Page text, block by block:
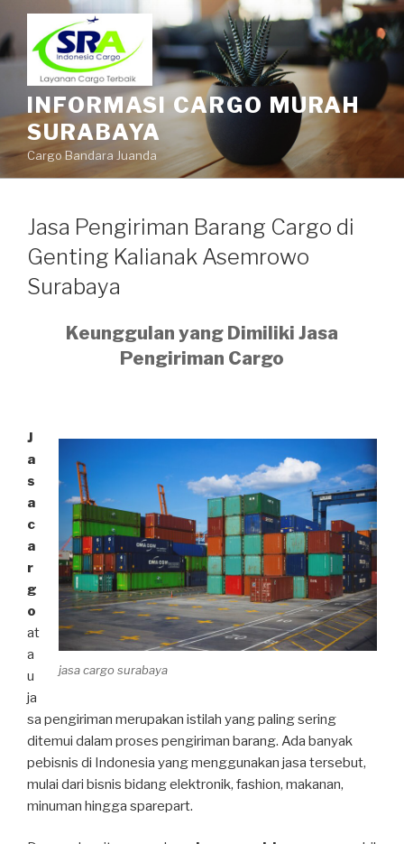
INFORMASI CARGO MURAH
SURABAYA
Cargo Bandara Juanda
Jasa Pengiriman Barang Cargo di
Genting Kalianak Asemrowo
Surabaya
Keunggulan yang Dimiliki Jasa
Pengiriman Cargo
jasa cargo surabaya
J
a
s
a
c
a
r
g
o
at
a
u
ja
sa pengiriman merupakan istilah yang paling sering
ditemui dalam proses pengiriman barang. Ada banyak
pebisnis di Indonesia yang menggunakan jasa tersebut,
mulai dari bisnis bidang elektronik, fashion, makanan,
minuman hingga sparepart.